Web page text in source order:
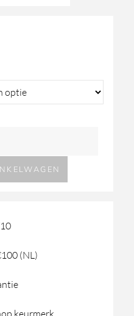
(NL)
keurmerk